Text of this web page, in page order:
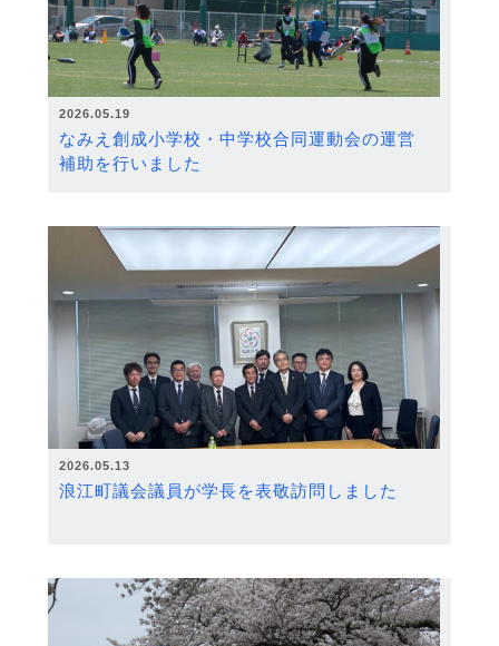
2026.05.19
なみえ創成小学校・中学校合同運動会の運営
補助を行いました
2026.05.13
浪江町議会議員が学長を表敬訪問しました